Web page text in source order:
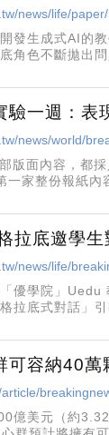
news/life/
發生成式AI的
角色不斷拋出
驗一週：表
news/world/
版面內容，都
家整份報紙內
拉底邀學生
news/life/
優學院」Uedu
拉底式對話」
可容納40萬
億美元（約